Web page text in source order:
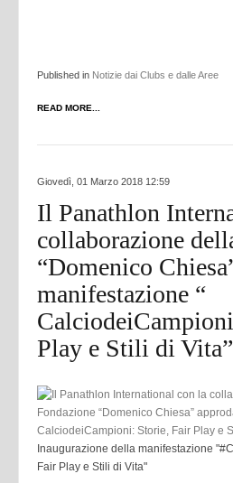
Published in Notizie dai Clubs e dalle Aree
READ MORE...
Giovedì, 01 Marzo 2018 12:59
Il Panathlon
collaborazione
“Domenico
manifestazione “
Play e Stili di Vita”
Inaugurazione della manifestazione
Fair Play e Stili di Vita"